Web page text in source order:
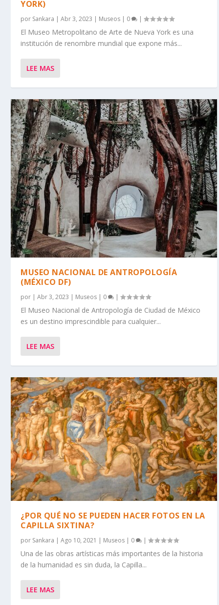
YORK)
por Sankara |Abr 3, 2023 | Museos | 0 |
El Museo Metropolitano de Arte de Nueva York es una
institución de renombre mundial que expone más...
LEE MAS
MUSEO NACIONAL DE ANTROPOLOGÍA
(MÉXICO DF)
por |Abr 3, 2023 | Museos | 0 |
El Museo Nacional de Antropología de Ciudad de México
es un destino imprescindible para cualquier...
LEE MAS
¿POR QUÉ NO SE PUEDEN HACER FOTOS EN LA
CAPILLA SIXTINA?
por Sankara |Ago 10, 2021 | Museos | 0 |
Una de las obras artísticas más importantes de la historia
de la humanidad es sin duda, la Capilla...
LEE MAS